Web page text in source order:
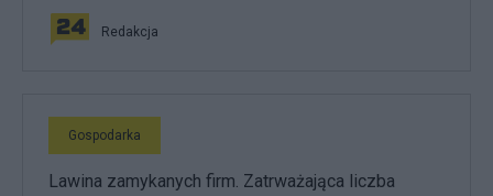
Redakcja
Gospodarka
Lawina zamykanych firm. Zatrważająca liczba